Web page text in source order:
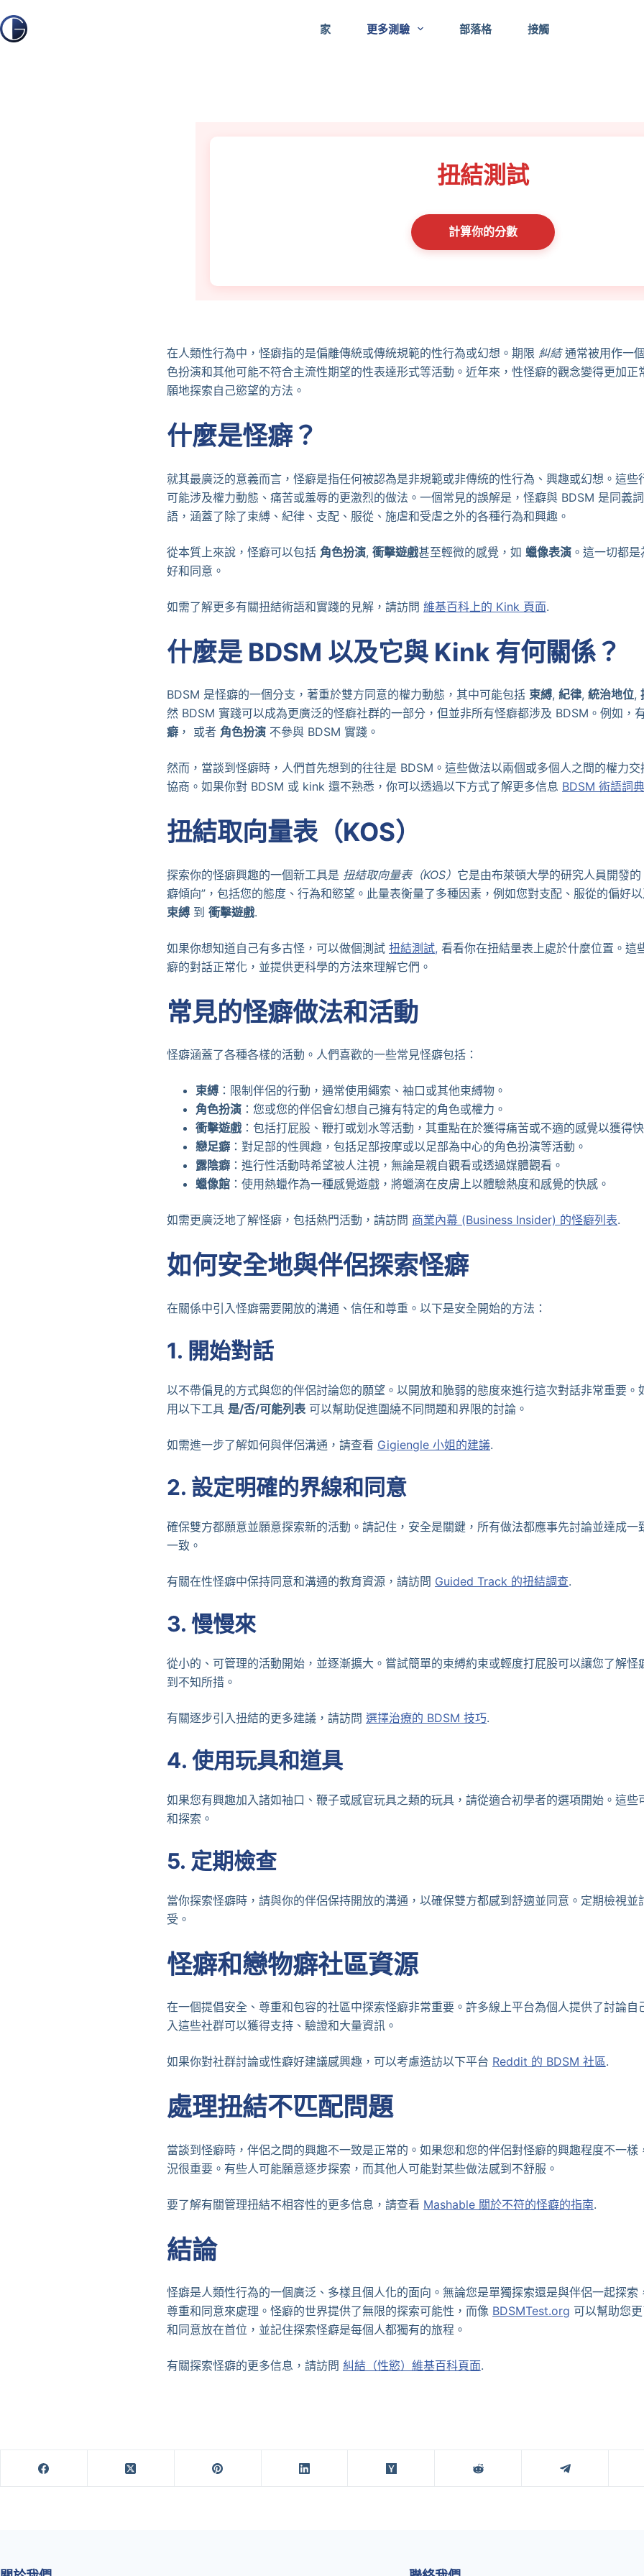
至
內
家 更多測驗 部落格 接觸
扭結測試
計算你的分數
在人類性行為中，怪癖指的是偏離傳統或傳統規範的性行為或幻想。期限 糾結通常被用作一
色扮演和其他可能不符合主流性期望的性表達形式等活動。近年來，性怪癖的觀念變得更加
願地探索自己慾望的方法。
什麼是怪癖？
就其最廣泛的意義而言，怪癖是指任何被認為是非規範或非傳統的性行為、興趣或幻想。這
可能涉及權力動態、痛苦或羞辱的更激烈的做法。一個常見的誤解是，怪癖與 BDSM 是同義
語，涵蓋了除了束縛、紀律、支配、服從、施虐和受虐之外的各種行為和興趣。
從本質上來說，怪癖可以包括 角色扮演, 衝擊遊戲甚至輕微的感覺，如 蠟像表演 。這一切都
好和同意。
如需了解更多有關扭結術語和實踐的見解，請訪問 維基百科上的 Kink 頁面.
什麼是 BDSM 以及它與 Kink 有何關係？
BDSM 是怪癖的一個分支，著重於雙方同意的權力動態，其中可能包括 束縛, 紀律, 統治地位,
然 BDSM 實踐可以成為更廣泛的怪癖社群的一部分，但並非所有怪癖都涉及 BDSM。例如，
癖 ， 或者 角色扮演 不參與 BDSM 實踐。
然而，當談到怪癖時，人們首先想到的往往是 BDSM。這些做法以兩個或多個人之間的權力
協商。如果你對 BDSM 或 kink 還不熟悉，你可以透過以下方式了解更多信息 BDSM 術語詞典
扭結取向量表（KOS）
探索你的怪癖興趣的一個新工具是 扭結取向量表（KOS） 它是由布萊頓大學的研究人員開發
癖傾向”，包括您的態度、行為和慾望。此量表衡量了多種因素，例如您對支配、服從的偏好
束縛 到 衝擊遊戲.
如果你想知道自己有多古怪，可以做個測試 扭結測試, 看看你在扭結量表上處於什麼位置。這
癖的對話正常化，並提供更科學的方法來理解它們。
常見的怪癖做法和活動
怪癖涵蓋了各種各樣的活動。人們喜歡的一些常見怪癖包括：
束縛 ：限制伴侶的行動，通常使用繩索、袖口或其他束縛物。
角色扮演 ：您或您的伴侶會幻想自己擁有特定的角色或權力。
衝擊遊戲 ：包括打屁股、鞭打或划水等活動，其重點在於獲得痛苦或不適的感覺以獲得
戀足癖 ：對足部的性興趣，包括足部按摩或以足部為中心的角色扮演等活動。
露陰癖 ：進行性活動時希望被人注視，無論是親自觀看或透過媒體觀看。
蠟像館 ：使用熱蠟作為一種感覺遊戲，將蠟滴在皮膚上以體驗熱度和感覺的快感。
如需更廣泛地了解怪癖，包括熱門活動，請訪問 商業內幕 (Business Insider) 的怪癖列表.
如何安全地與伴侶探索怪癖
在關係中引入怪癖需要開放的溝通、信任和尊重。以下是安全開始的方法：
1. 開始對話
以不帶偏見的方式與您的伴侶討論您的願望。以開放和脆弱的態度來進行這次對話非常重要
用以下工具 是/否/可能列表 可以幫助促進圍繞不同問題和界限的討論。
如需進一步了解如何與伴侶溝通，請查看 Gigiengle 小姐的建議.
2. 設定明確的界線和同意
確保雙方都願意並願意探索新的活動。請記住，安全是關鍵，所有做法都應事先討論並達成
一致。
有關在性怪癖中保持同意和溝通的教育資源，請訪問 Guided Track 的扭結調查.
3. 慢慢來
從小的、可管理的活動開始，並逐漸擴大。嘗試簡單的束縛約束或輕度打屁股可以讓您了解
到不知所措。
有關逐步引入扭結的更多建議，請訪問 選擇治療的 BDSM 技巧.
4. 使用玩具和道具
如果您有興趣加入諸如袖口、鞭子或感官玩具之類的玩具，請從適合初學者的選項開始。這
和探索。
5. 定期檢查
當你探索怪癖時，請與你的伴侶保持開放的溝通，以確保雙方都感到舒適並同意。定期檢視
受。
怪癖和戀物癖社區資源
在一個提倡安全、尊重和包容的社區中探索怪癖非常重要。許多線上平台為個人提供了討論
入這些社群可以獲得支持、驗證和大量資訊。
如果你對社群討論或性癖好建議感興趣，可以考慮造訪以下平台 Reddit 的 BDSM 社區.
處理扭結不匹配問題
當談到怪癖時，伴侶之間的興趣不一致是正常的。如果您和您的伴侶對怪癖的興趣程度不一
況很重要。有些人可能願意逐步探索，而其他人可能對某些做法感到不舒服。
要了解有關管理扭結不相容性的更多信息，請查看 Mashable 關於不符的怪癖的指南.
結論
怪癖是人類性行為的一個廣泛、多樣且個人化的面向。無論您是單獨探索還是與伴侶一起探
尊重和同意來處理。怪癖的世界提供了無限的探索可能性，而像 BDSMTest.org 可以幫助您
和同意放在首位，並記住探索怪癖是每個人都獨有的旅程。
有關探索怪癖的更多信息，請訪問 糾結（性慾）維基百科頁面.